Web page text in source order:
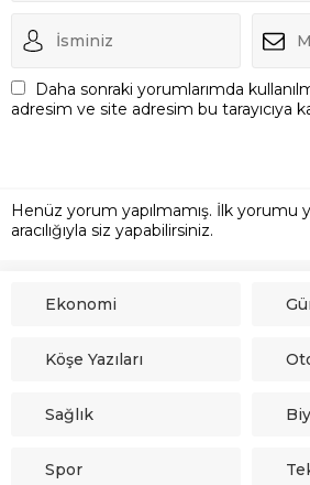
Daha sonraki yorumlarımda
adresim ve site adresim bu tarayıcıya
Henüz yorum yapılmamış. İlk yorumu
aracılığıyla siz yapabilirsiniz.
Ekonomi
Köşe Yazıları
Sağlık
Spor